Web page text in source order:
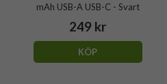
mAh USB-A USB-C - Svart
249 kr
KÖP